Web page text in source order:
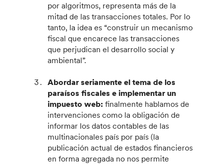
por algoritmos, representa más de la
mitad de las transacciones totales. Por lo
tanto, la idea es “construir un mecanismo
fiscal que encarece las transacciones
que perjudican el desarrollo social y
ambiental”.
Abordar seriamente el tema de los
paraísos fiscales e implementar un
impuesto web:finalmente hablamos de
intervenciones como la obligación de
informar los datos contables de las
multinacionales país por país (la
publicación actual de estados financieros
en forma agregada no nos permite